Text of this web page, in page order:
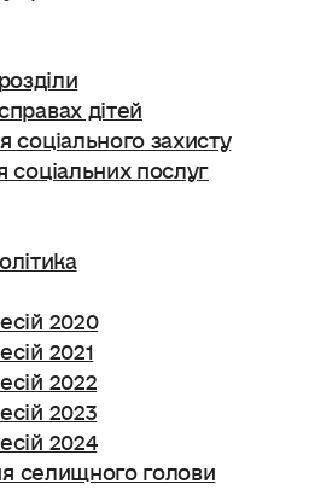
дітей
соціального захисту
соціальних послуг
2020
2021
2022
2023
2024
селищного голови